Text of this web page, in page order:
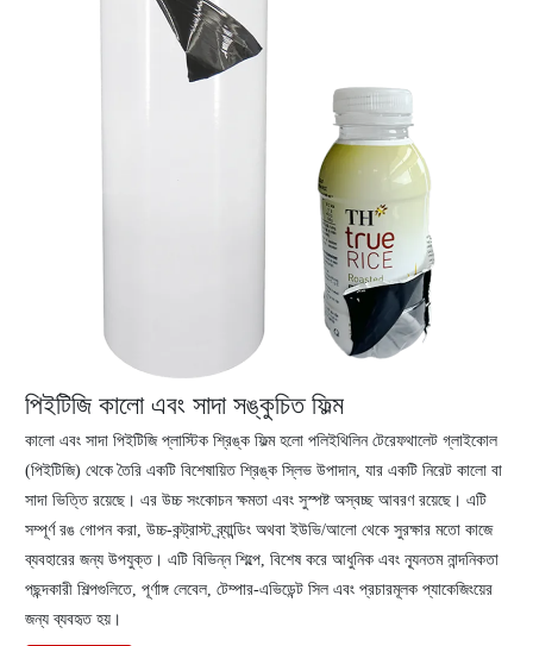
পিইটিজি কালো এবং সাদা সঙ্কুচিত ফিল্ম
কালো এবং সাদা পিইটিজি প্লাস্টিক শ্রিঙ্ক ফিল্ম হলো পলিইথিলিন টেরেফথালেট গ্লাইকোল
(পিইটিজি) থেকে তৈরি একটি বিশেষায়িত শ্রিঙ্ক স্লিভ উপাদান, যার একটি নিরেট কালো বা
সাদা ভিত্তি রয়েছে। এর উচ্চ সংকোচন ক্ষমতা এবং সুস্পষ্ট অস্বচ্ছ আবরণ রয়েছে। এটি
সম্পূর্ণ রঙ গোপন করা, উচ্চ-কন্ট্রাস্ট ব্র্যান্ডিং অথবা ইউভি/আলো থেকে সুরক্ষার মতো কাজে
ব্যবহারের জন্য উপযুক্ত। এটি বিভিন্ন শিল্পে, বিশেষ করে আধুনিক এবং ন্যূনতম নান্দনিকতা
পছন্দকারী শিল্পগুলিতে, পূর্ণাঙ্গ লেবেল, টেম্পার-এভিডেন্ট সিল এবং প্রচারমূলক প্যাকেজিংয়ের
জন্য ব্যবহৃত হয়।